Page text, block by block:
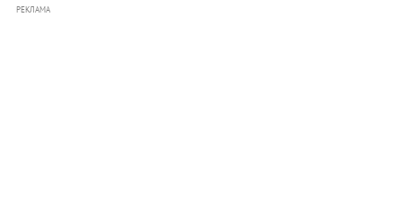
РЕКЛАМА